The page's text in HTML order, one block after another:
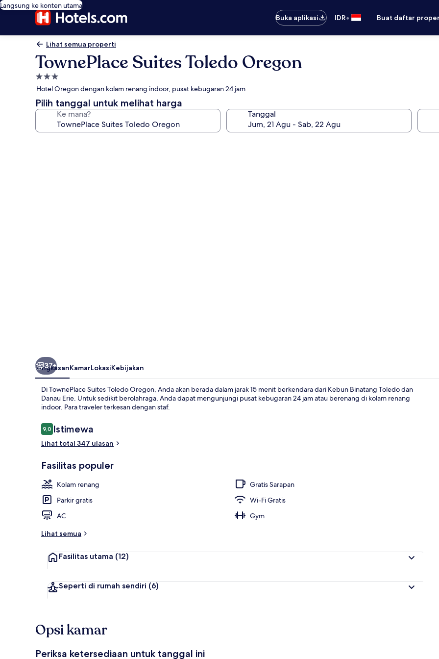
Langsung ke konten utama
Buka aplikasi
IDR• Buat daftar
Lihat semua properti
TownePlace Suites Toledo Oregon
Properti
bintang
3.0
Hotel Oregon dengan kolam renang indoor, pusat kebugaran 24 jam
Pilih tanggal untuk melihat harga
Ke mana? Tanggal
37+
RingkasanKamarLokasiKebijakan
Di TownePlace Suites Toledo Oregon, Anda akan berada dalam jarak 15 menit berkendara dari Kebun Binatang Toledo dan
Danau Erie. Untuk sedikit berolahraga, Anda dapat mengunjungi pusat kebugaran 24 jam atau berenang di kolam renang
indoor. Para traveler terkesan dengan staf.
Ulasan
9,09,0 dari 10
Istimewa
Lihat total 347 ulasan
Fasilitas populer
Kolam renang
Gratis Sarapan
Parkir gratis
Wi-Fi Gratis
AC
Gym
Lihat semua
Fasilitas utama (12)
Seperti di rumah sendiri (6)
Opsi kamar
Periksa ketersediaan untuk tanggal ini